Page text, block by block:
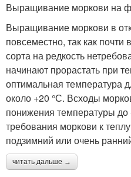
Выращивание моркови на
Выращивание моркови в
повсеместно, так как
сорта на редкость
начинают прорастать при
оптимальная температура
около +20 °С. Всходы
понижения температуры
требования моркови к
подзимний или очень
читать дальше →